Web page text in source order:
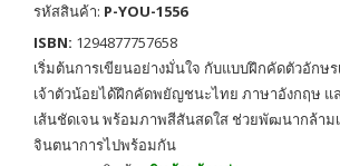
รหัสสินค้า: P-YOU-1556
ISBN: 1294877757658
เริ่มต้นการเขียนอย่างมั่นใจ กับแบบฝึกคัดตัวอักษ
เจ้าตัวน้อยได้ฝึกคัดพยัญชนะไทย ภาษาอังกฤษ แ
เส้นชัดเจน พร้อมภาพสีสันสดใส ช่วยพัฒนากล้าม
จินตนาการไปพร้อมกัน